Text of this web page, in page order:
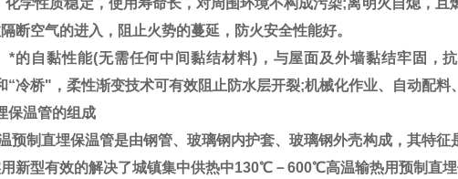
学性质稳定，使用寿命长，对周围环境不构成污染;离明火自熄，
断空气的进入，阻止火势的蔓延，防火安全性能好。
*的自黏性能(无需任何中间黏结材料)，与屋面及外墙黏结牢固，
“冷桥"，柔性渐变技术可有效阻止防水层开裂;机械化作业、自动配料
保温管的组成
预制直埋保温管是由钢管、玻璃钢内护套、玻璃钢外壳构成，其特征
新型有效的解决了城镇集中供热中130℃－600℃高温输热用预制直埋